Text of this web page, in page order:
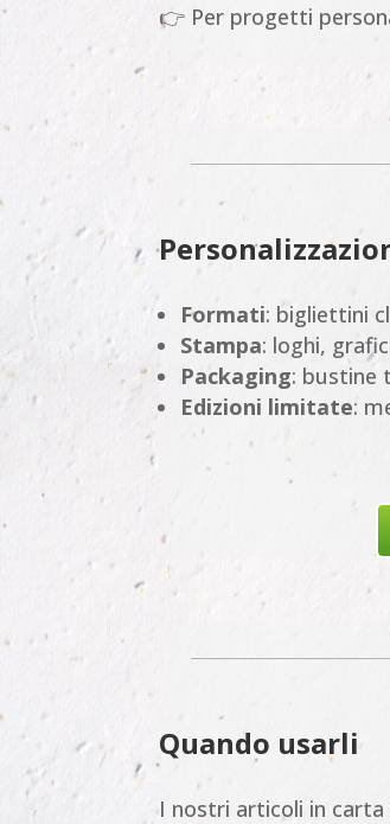
👉 Per progetti
Formati: bigliettini
Stampa: loghi,
Packaging: bustine
Edizioni limitate:
Quando usarli
I nostri articoli in carta